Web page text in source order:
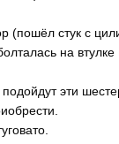
(пошёл стук с
на
эти